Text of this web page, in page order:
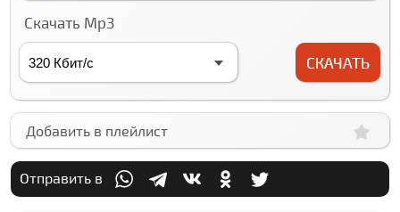
Скачать Mp3
СКАЧАТЬ
Добавить в плейлист
Отправить в